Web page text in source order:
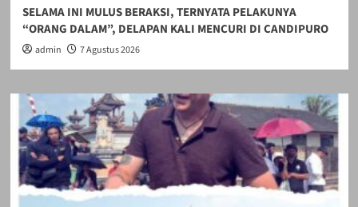
SELAMA INI MULUS BERAKSI, TERNYATA PELAKUNYA
“ORANG DALAM”, DELAPAN KALI MENCURI DI CANDIPURO
admin 7 Agustus 2026